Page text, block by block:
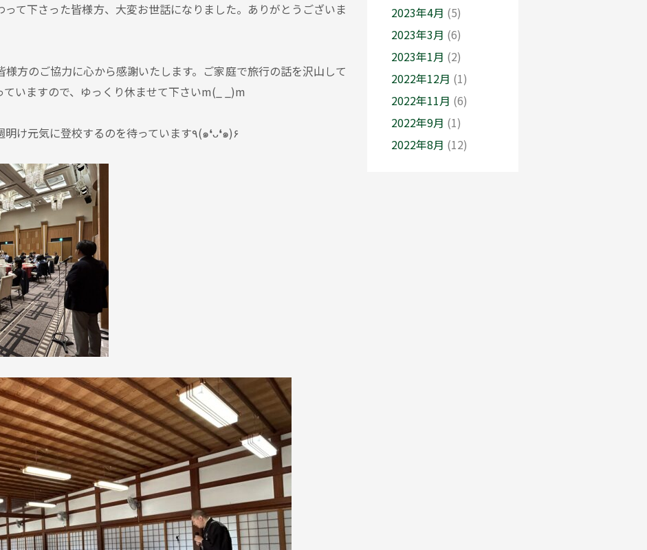
て下さった皆様方、大変お世話になりました。ありがとうございま
方のご協力に心から感謝いたします。ご家庭で旅行の話を沢山して
ていますので、ゆっくり休ませて下さいm(_ _)m
それでは、生徒の皆さんが、週明け元気に登校するのを待っています٩(๑❛ᴗ❛๑)۶
2023年4月 (5)
2023年3月 (6)
2023年1月 (2)
2022年12月 (1)
2022年11月 (6)
2022年9月 (1)
2022年8月 (12)